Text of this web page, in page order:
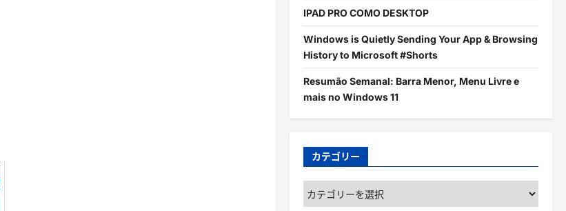
IPAD PRO COMO DESKTOP
Windows is Quietly Sending Your App & Browsing
History to Microsoft #Shorts
Resumão Semanal: Barra Menor, Menu Livre e
mais no Windows 11
カテゴリー
カ
テ